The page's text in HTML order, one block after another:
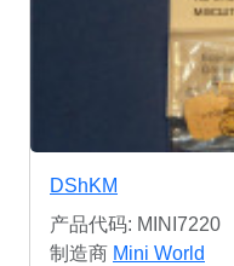
DShKM
产品代码: MINI7220
制造商 Mini World